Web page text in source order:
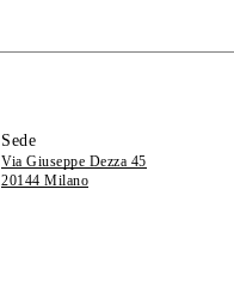
Sede
Via Giuseppe Dezza 45
20144 Milano